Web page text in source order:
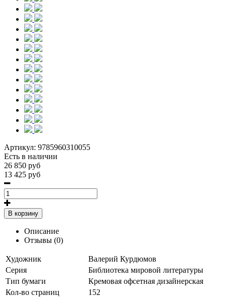
Артикул: 9785960310055
Есть в наличии
26 850 руб
13 425 руб
В корзину
Описание
Отзывы (0)
Художник
Валерий Курдюмов
Серия
Библиотека мировой литературы
Тип бумаги
Кремовая офсетная дизайнерская
Кол-во страниц
152